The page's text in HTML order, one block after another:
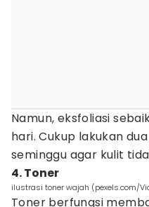
Namun, eksfoliasi
hari. Cukup lakukan
seminggu agar kulit
4. Toner
ilustrasi toner wajah (pexels.com/
Toner berfungsi